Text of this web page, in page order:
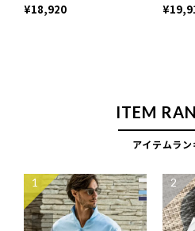
¥18,920
ITEM
アイテムラ
1 2